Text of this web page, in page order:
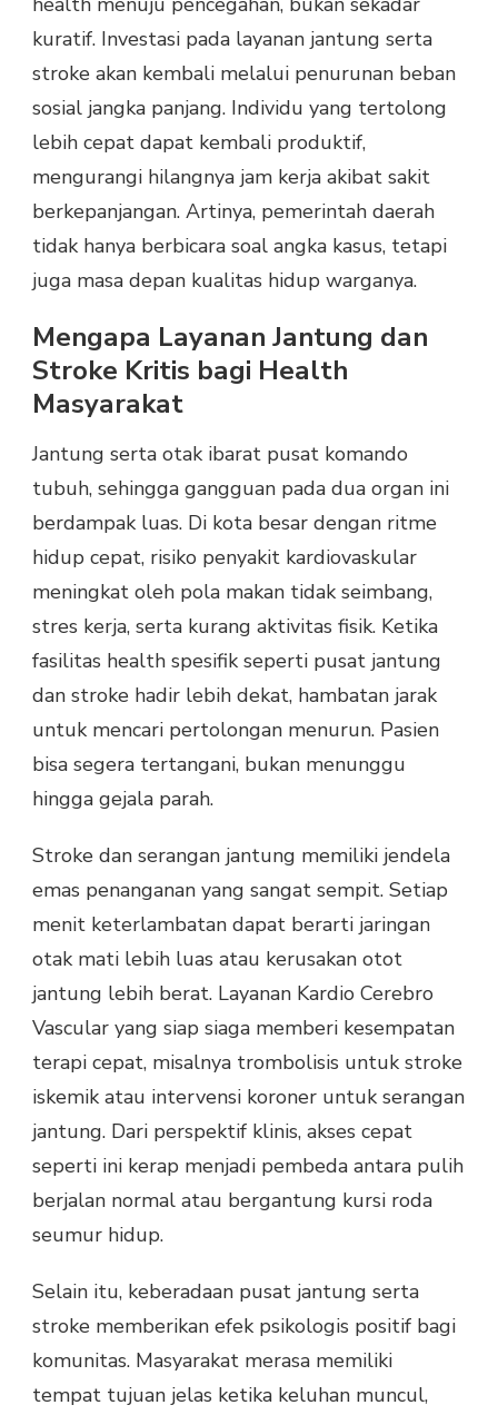
kuratif. Investasi pada layanan jantung serta
stroke akan kembali melalui penurunan beban
sosial jangka panjang. Individu yang tertolong
lebih cepat dapat kembali produktif,
mengurangi hilangnya jam kerja akibat sakit
berkepanjangan. Artinya, pemerintah daerah
tidak hanya berbicara soal angka kasus, tetapi
juga masa depan kualitas hidup warganya.
Mengapa Layanan Jantung dan
Stroke Kritis bagi Health
Masyarakat
Jantung serta otak ibarat pusat komando
tubuh, sehingga gangguan pada dua organ ini
berdampak luas. Di kota besar dengan ritme
hidup cepat, risiko penyakit kardiovaskular
meningkat oleh pola makan tidak seimbang,
stres kerja, serta kurang aktivitas fisik. Ketika
fasilitas health spesifik seperti pusat jantung
dan stroke hadir lebih dekat, hambatan jarak
untuk mencari pertolongan menurun. Pasien
bisa segera tertangani, bukan menunggu
hingga gejala parah.
Stroke dan serangan jantung memiliki jendela
emas penanganan yang sangat sempit. Setiap
menit keterlambatan dapat berarti jaringan
otak mati lebih luas atau kerusakan otot
jantung lebih berat. Layanan Kardio Cerebro
Vascular yang siap siaga memberi kesempatan
terapi cepat, misalnya trombolisis untuk stroke
iskemik atau intervensi koroner untuk serangan
jantung. Dari perspektif klinis, akses cepat
seperti ini kerap menjadi pembeda antara pulih
berjalan normal atau bergantung kursi roda
seumur hidup.
Selain itu, keberadaan pusat jantung serta
stroke memberikan efek psikologis positif bagi
komunitas. Masyarakat merasa memiliki
tempat tujuan jelas ketika keluhan muncul,